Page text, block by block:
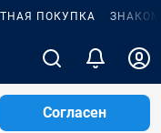
ПОКУПКА
Согласен